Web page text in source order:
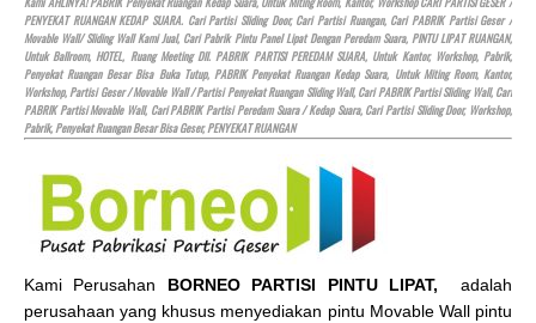
PENYEKAT RUANGAN KEDAP SUARA. Cari Partisi Sliding Door, Cari Partisi Ruangan, Cari PABRIK Partisi Geser /
Movable Wall/ Sliding Wall Kami Jual, Cari Pabrik Pintu Panel Lipat Dengan Peredam Suara, PINTU LIPAT RUANGAN,
Untuk Ballroom,HOTEL, Ruang Meeting Dll. PABRIK PARTISI PEREDAM SUARA, Untuk Kantor, Workshop, Pabrik,
Penyekat Ruangan Besar Bisa Buka Tutup, PABRIK Penyekat Ruangan Kedap Suara, Untuk Miting Room, Kantor,
Workshop, Partisi Geser / Movable Wall / Partisi Penyekat Ruangan Sliding Wall, Cari PABRIK Partisi Sliding Wall, Cari
PABRIK Partisi Movable Wall, Cari PABRIK Partisi Peredam Suara / Kedap Suara, Cari Partisi Sliding Door, Workshop,
Pabrik, Penyekat Ruangan Besar Bisa Geser, PENYEKAT RUANGAN
Kami Perusahan BORNEO PARTISI PINTU LIPAT, adalah
perusahaan yang khusus menyediakan pintu Movable Wall pintu